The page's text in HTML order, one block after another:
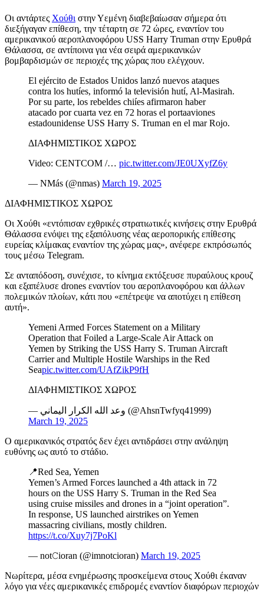
Οι αντάρτες Χούθι στην Υεμένη διαβεβαίωσαν σήμερα ότι
διεξήγαγαν επίθεση, την τέταρτη σε 72 ώρες, εναντίον του
αμερικανικού αεροπλανοφόρου USS Harry Truman στην Ερυθρά
Θάλασσα, σε αντίποινα για νέα σειρά αμερικανικών
βομβαρδισμών σε περιοχές της χώρας που ελέγχουν.
El ejército de Estados Unidos lanzó nuevos ataques
contra los hutíes, informó la televisión hutí, Al-Masirah.
Por su parte, los rebeldes chiíes afirmaron haber
atacado por cuarta vez en 72 horas el portaaviones
estadounidense USS Harry S. Truman en el mar Rojo.
ΔΙΑΦΗΜΙΣΤΙΚΟΣ ΧΩΡΟΣ
Video: CENTCOM /… pic.twitter.com/JE0UXyfZ6y
— NMás (@nmas) March 19, 2025
ΔΙΑΦΗΜΙΣΤΙΚΟΣ ΧΩΡΟΣ
Οι Χούθι «εντόπισαν εχθρικές στρατιωτικές κινήσεις στην Ερυθρά
Θάλασσα ενόψει της εξαπόλυσης νέας αεροπορικής επίθεσης
ευρείας κλίμακας εναντίον της χώρας μας», ανέφερε εκπρόσωπός
τους μέσω Telegram.
Σε ανταπόδοση, συνέχισε, το κίνημα εκτόξευσε πυραύλους κρουζ
και εξαπέλυσε drones εναντίον του αεροπλανοφόρου και άλλων
πολεμικών πλοίων, κάτι που «επέτρεψε να αποτύχει η επίθεση
αυτή».
Yemeni Armed Forces Statement on a Military
Operation that Foiled a Large-Scale Air Attack on
Yemen by Striking the USS Harry S. Truman Aircraft
Carrier and Multiple Hostile Warships in the Red
Seapic.twitter.com/UAfZikP9fH
ΔΙΑΦΗΜΙΣΤΙΚΟΣ ΧΩΡΟΣ
— وعد الله الكرار اليماني (@AhsnTwfyq41999)
March 19, 2025
Ο αμερικανικός στρατός δεν έχει αντιδράσει στην ανάληψη
ευθύνης ως αυτό το στάδιο.
📍Red Sea, Yemen
Yemen’s Armed Forces launched a 4th attack in 72
hours on the USS Harry S. Truman in the Red Sea
using cruise missiles and drones in a “joint operation”.
In response, US launched airstrikes on Yemen
massacring civilians, mostly children.
https://t.co/Xuy7j7PoKl
— not𝙲ioran (@imnotcioran) March 19, 2025
Νωρίτερα, μέσα ενημέρωσης προσκείμενα στους Χούθι έκαναν
λόγο για νέες αμερικανικές επιδρομές εναντίον διαφόρων περιοχών